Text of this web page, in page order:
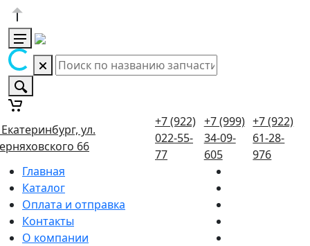
Екатеринбург, ул.
66
+7 (922)
022-55-
77
+7 (999)
34-09-
605
+7 (922)
61-28-
976
Главная
Каталог
Оплата и отправка
Контакты
О компании